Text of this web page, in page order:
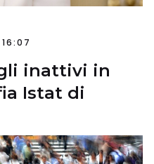
inattivi in
Istat di